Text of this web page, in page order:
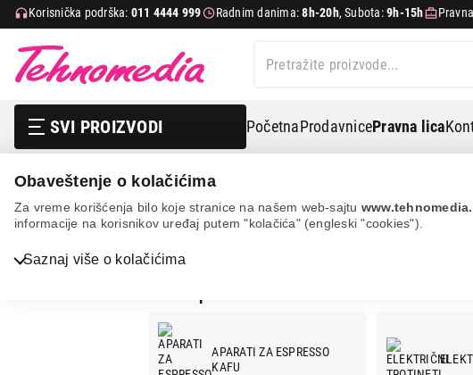
Obaveštenje o kolačićima
Za vreme korišćenja bilo koje stranice na našem web-sajtu
informacije na korisnikov uređaj putem "kolačića" (engleski "cookies").
Saznaj više o kolačićima
Korisnička podrška: 011 4444 999 Radnim danima:8h-20h, Subota:9h-15h
SVI PROIZVODI PočetnaProdavnicePravna lica
TV, audio, video i foto
Xiaomi
XIAOMI
APARATI ZA ESPRESSO
KAFU